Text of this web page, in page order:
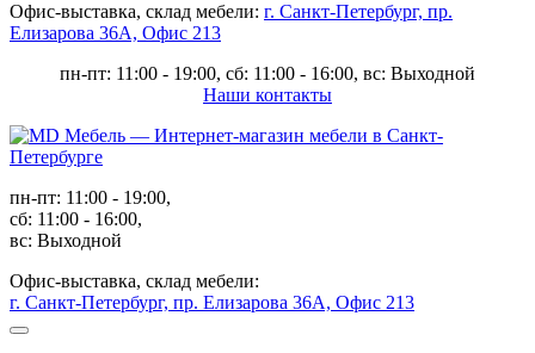
Офис-выставка, склад мебели: г. Санкт-Петербург, пр.
Елизарова 36А, Офис 213
пн-пт: 11:00 - 19:00, сб: 11:00 - 16:00, вс: Выходной
Наши контакты
пн-пт: 11:00 - 19:00,
сб: 11:00 - 16:00,
вс: Выходной
Офис-выставка, склад мебели:
г. Санкт-Петербург, пр. Елизарова 36А, Офис 213